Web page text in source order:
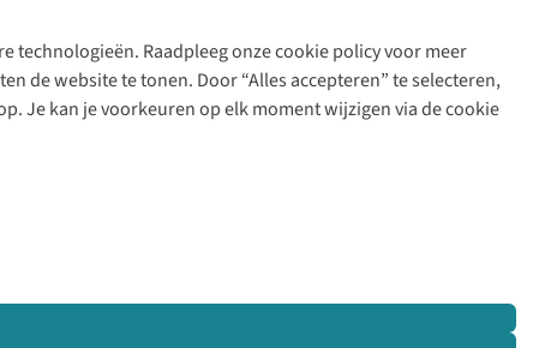
technologieën. Raadpleeg onze cookie policy voor meer
de website te tonen. Door “Alles accepteren” te selecteren,
Je kan je voorkeuren op elk moment wijzigen via de cookie